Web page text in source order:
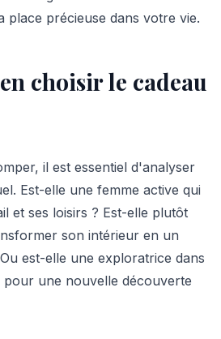
place précieuse dans votre vie.
choisir le cadeau
il est essentiel d'analyser
Est-elle une femme active qui
et ses loisirs ? Est-elle plutôt
son intérieur en un
est-elle une exploratrice dans
une nouvelle découverte